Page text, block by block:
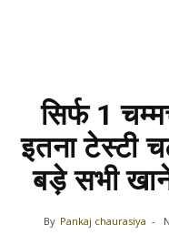
सिर्फ 1
इतना टेस्टी
बड़े सभी
By Pankaj chaurasiya -